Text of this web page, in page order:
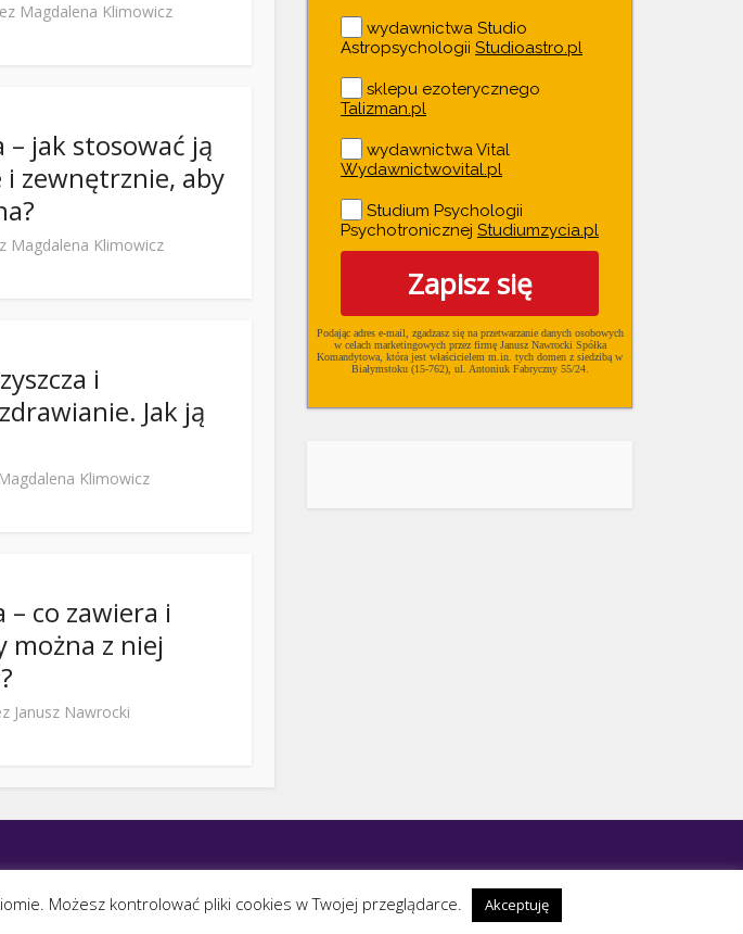
Magdalena Klimowicz
jak stosować ją
zewnętrznie, aby
Magdalena Klimowicz
i
Jak ją
Magdalena Klimowicz
– co zawiera i
można z niej
Janusz Nawrocki
wydawnictwa Studio
Astropsychologii Studioastro.pl
sklepu ezoterycznego
Talizman.pl
wydawnictwa Vital
Wydawnictwovital.pl
Studium Psychologii
Psychotronicznej Studiumzycia.pl
Zapisz się
Podając adres e-mail, zgadzasz się na przetwarzanie danych osobowych
w ce­lach mar­ke­tin­go­wych przez firmę Janusz Nawrocki Spółka
Komandytowa, która jest właścicielem m.in. tych domen z siedzibą w
Białymstoku (15-762), ul. Antoniuk Fabryczny 55/24.
prawem autorskimCopyright 1999-2026;
Możesz kontrolować pliki cookies w Twojej przeglądarce. Akceptuję